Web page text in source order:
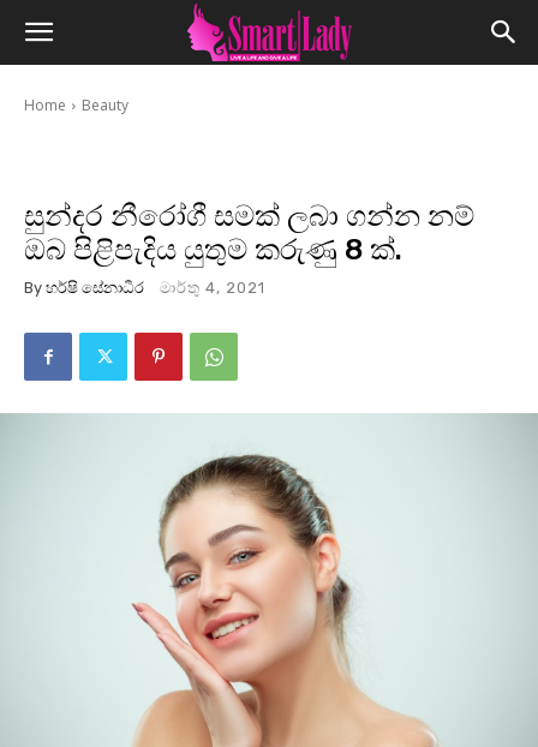
Home Beauty
සුන්දර නීරෝගී සමක් ලබා ගන්න නම්
ඔබ පිළිපැදිය යුතුම කරුණු 8 ක්.
By හර්ෂි සේනාධීර මාර්තු 4, 2021